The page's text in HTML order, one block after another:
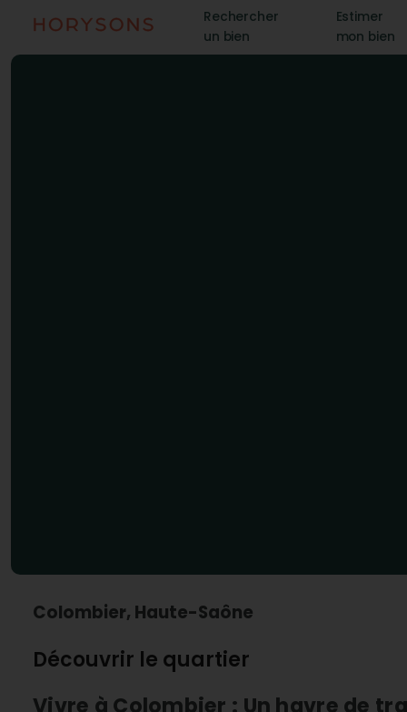
Rechercher
un bien
Estimer
mon bien
Colombier, Haute-Saône
Découvrir le quartier
Vivre à Colombier : Un havre de